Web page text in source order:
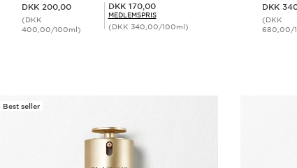
DKK 200,00
(DKK
400,00/100ml)
Medlemspris DKK 170,00
DKK 170,00
MEDLEMSPRIS
(DKK 340,00/100ml)
DKK
(DKK
680,00/
Best seller